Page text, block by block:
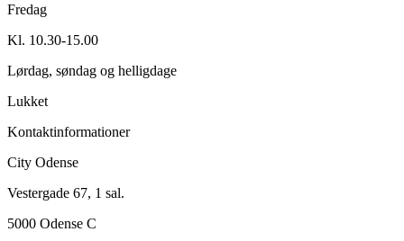
Fredag
Kl. 10.30-15.00
Lørdag, søndag og helligdage
Lukket
Kontaktinformationer
City Odense
Vestergade 67, 1 sal.
5000 Odense C